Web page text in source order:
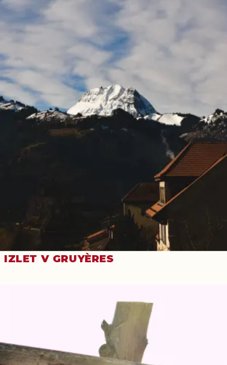
IZLET V GRUYÈRES